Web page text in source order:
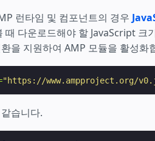
런타임 및 컴포넌트의 경우
때 다운로드해야 할 JavaScript
을 지원하여 AMP 모듈을 활성화
"https://www.ampproject.org/
습니다.